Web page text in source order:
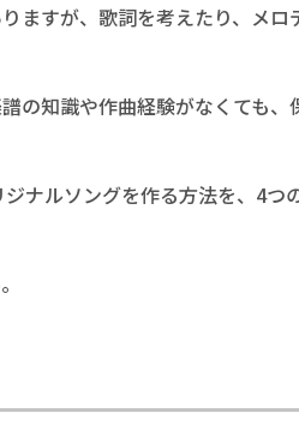
ますが、歌詞を考えたり、メロ
の知識や作曲経験がなくても、
ナルソングを作る方法を、4つ